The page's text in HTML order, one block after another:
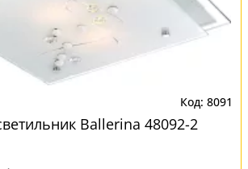
8091
Ballerina 48092-2